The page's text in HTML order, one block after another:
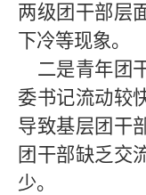
两级团干部层
下冷等现象。
二是青年团
委书记流动较
导致基层团干
团干部缺乏交
少。